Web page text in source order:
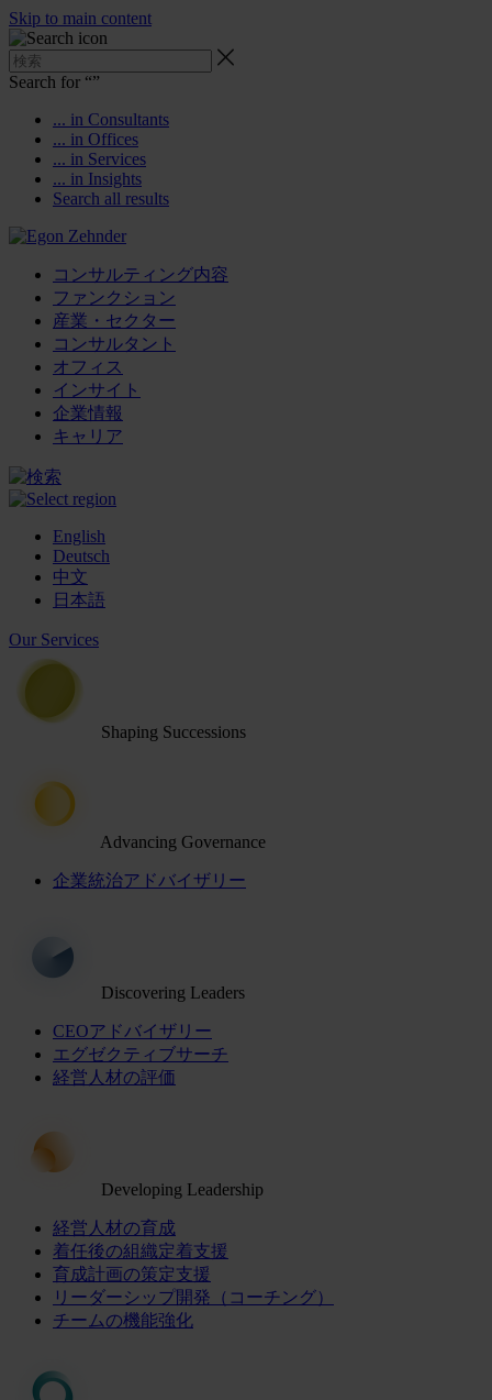
Skip to main content
Search for “”
... in Consultants
... in Offices
... in Services
... in Insights
Search all results
コンサルティング内容
ファンクション
産業・セクター
コンサルタント
オフィス
インサイト
企業情報
キャリア
English
Deutsch
中文
日本語
Our Services
Shaping Successions
Advancing Governance
企業統治アドバイザリー
Discovering Leaders
CEOアドバイザリー
エグゼクティブサーチ
経営人材の評価
Developing Leadership
経営人材の育成
着任後の組織定着支援
育成計画の策定支援
リーダーシップ開発（コーチング）
チームの機能強化